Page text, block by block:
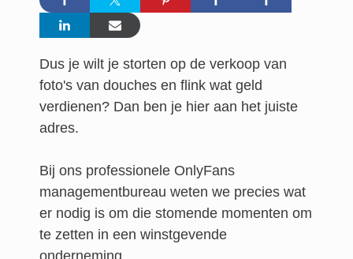
Dus je wilt je storten op de verkoop van
foto's van douches en flink wat geld
verdienen? Dan ben je hier aan het juiste
adres.
Bij ons professionele OnlyFans
managementbureau weten we precies wat
er nodig is om die stomende momenten om
te zetten in een winstgevende
onderneming.